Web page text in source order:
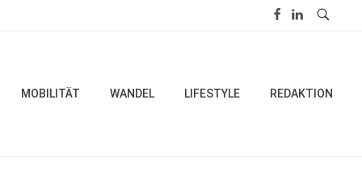
MOBILITÄT WANDEL LIFESTYLE REDAKTION